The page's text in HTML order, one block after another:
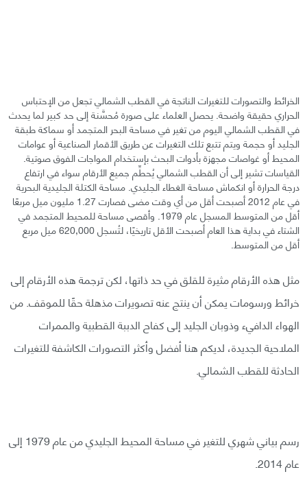
الخرائط والتصورات للتغيرات الناتجة في القطب الشمالي تجعل من الإحتباس
الحراري حقيقة واضحة. يحصل العلماء على صورة مُحسَّنة إلى حد كبير لما يحدث
في القطب الشمالي اليوم من تغير في مساحة البحر المتجمد أو سماكة طبقة
الجليد أو حجمة ويتم تتبع تلك التغيرات عن طريق الأقمار الصناعية أو عوامات
المحيط أو غواصات مجهزة بأدوات البحث بإستخدام المواجات الفوق صوتية.
القياسات تشير إلى أن القطب الشمالي يُحطِّم جميع الأرقام سواء في ارتفاع
درجة الحرارة أو انكماش مساحة الغطاء الجليدي. مساحة الكتلة الجليدية البحرية
في عام 2012 أصبحت أقل من أي وقت مضى فصارت 1.27 مليون ميل مربعًا
أقل من المتوسط المسجل عام 1979. وأقصى مساحة للمحيط المتجمد في
الشتاء في بداية هذا العام أصبحت الأقل تاريخيًا، لتُسجل 620,000 ميل مربع
أقل من المتوسط.
مثل هذه الأرقام مثيرة للقلق في حد ذاتها، لكن ترجمة هذه الأرقام إلى
خرائط ورسومات يمكن أن ينتج عنه تصويرات مذهلة حقًا للموقف. من
الهواء الدافيء وذوبان الجليد إلى كفاح الدببة القطبية والممرات
الملاحية الجديدة، لديكم هنا أفضل وأكثر التصورات الكاشفة للتغيرات
الحادثة للقطب الشمالي.
رسم بياني شهري للتغير في مساحة المحيط الجليدي من عام 1979 إلى
عام 2014.